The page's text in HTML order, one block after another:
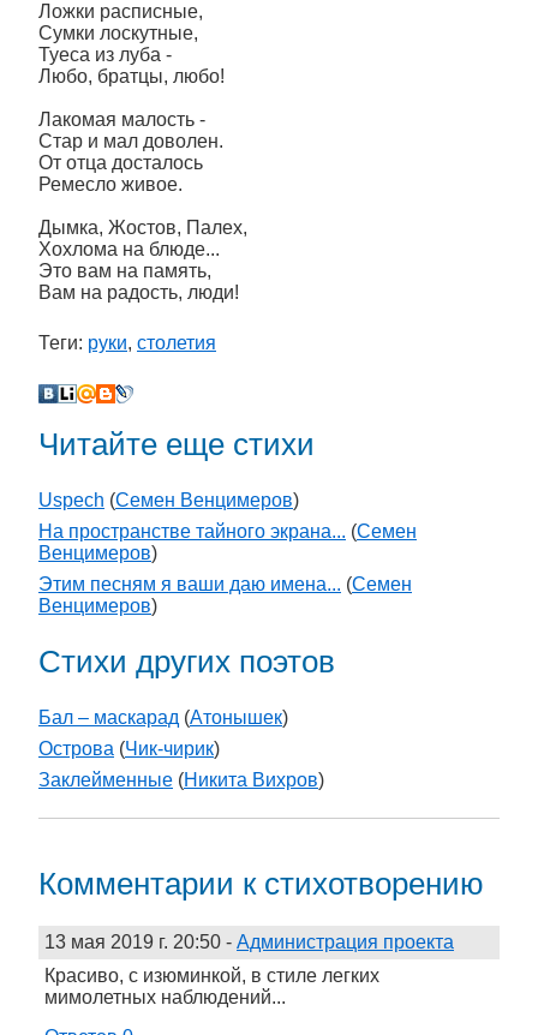
Ложки расписные,
Сумки лоскутные,
Туеса из луба -
Любо, братцы, любо!
Лакомая малость -
Стар и мал доволен.
От отца досталось
Ремесло живое.
Дымка, Жостов, Палех,
Хохлома на блюде...
Это вам на память,
Вам на радость, люди!
Теги: руки, столетия
Читайте еще стихи
Uspech (Семен Венцимеров)
На пространстве тайного экрана... (Семен
Венцимеров)
Этим песням я ваши даю имена... (Семен
Венцимеров)
Стихи других поэтов
Бал – маскарад (Атонышек)
Острова (Чик-чирик)
Заклейменные (Никита Вихров)
Комментарии к стихотворению
13 мая 2019 г. 20:50 - Администрация проекта
Красиво, с изюминкой, в стиле легких
мимолетных наблюдений...